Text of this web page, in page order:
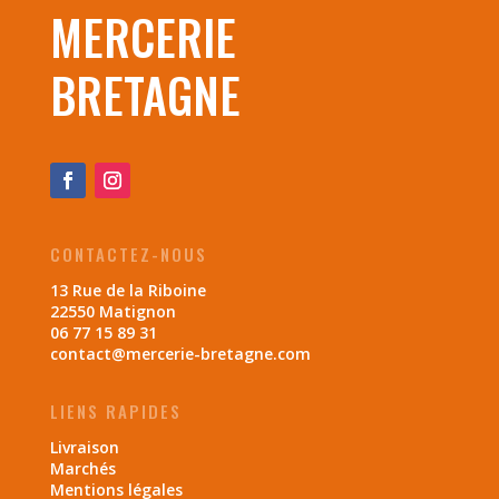
MERCERIE
BRETAGNE
CONTACTEZ-NOUS
13 Rue de la Riboine
22550 Matignon
06 77 15 89 31
contact@mercerie-bretagne.com
LIENS RAPIDES
Livraison
Marchés
Mentions légales